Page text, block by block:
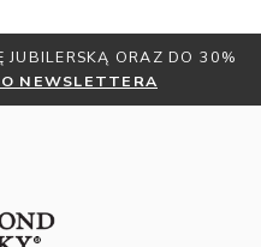
JUBILERSKĄ ORAZ DO 30%
NEWSLETTERA